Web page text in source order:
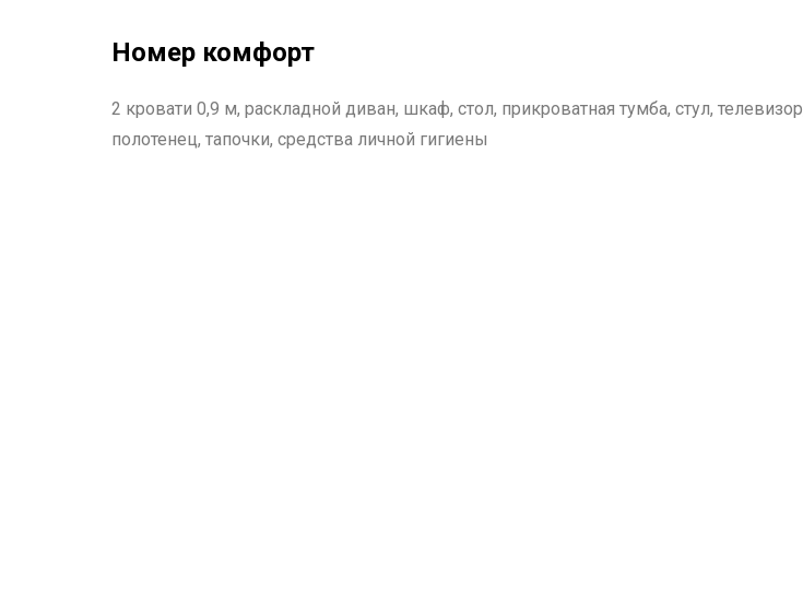
Номер комфорт
2 кровати 0,9 м, раскладной диван, шкаф, стол, прикроватная тумба, стул,
полотенец, тапочки, средства личной гигиены